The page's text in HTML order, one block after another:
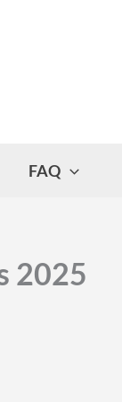
FAQ
2025